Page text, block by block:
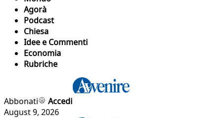
Agorà
Podcast
Chiesa
Idee e Commenti
Economia
Rubriche
Abbonati
Accedi
August 9, 2026